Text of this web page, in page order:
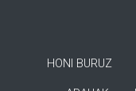
HONI BURUZ